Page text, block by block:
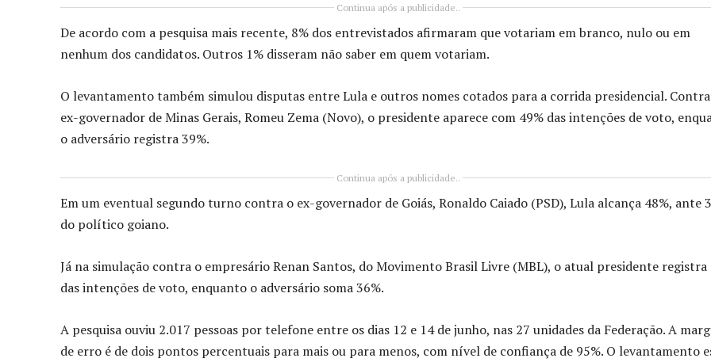
Continua após a publicidade..
De acordo com a pesquisa mais recente, 8% dos entrevistados afirmaram que votariam em branco, nulo ou em
nenhum dos candidatos. Outros 1% disseram não saber em quem votariam.
O levantamento também simulou disputas entre Lula e outros nomes cotados para a corrida presidencial.
ex-governador de Minas Gerais, Romeu Zema (Novo), o presidente aparece com 49% das intenções de voto,
o adversário registra 39%.
Continua após a publicidade..
Em um eventual segundo turno contra o ex-governador de Goiás, Ronaldo Caiado (PSD), Lula alcança 48%, ante
do político goiano.
Já na simulação contra o empresário Renan Santos, do Movimento Brasil Livre (MBL), o atual presidente registra
das intenções de voto, enquanto o adversário soma 36%.
A pesquisa ouviu 2.017 pessoas por telefone entre os dias 12 e 14 de junho, nas 27 unidades da Federação. A
de erro é de dois pontos percentuais para mais ou para menos, com nível de confiança de 95%. O levantamento